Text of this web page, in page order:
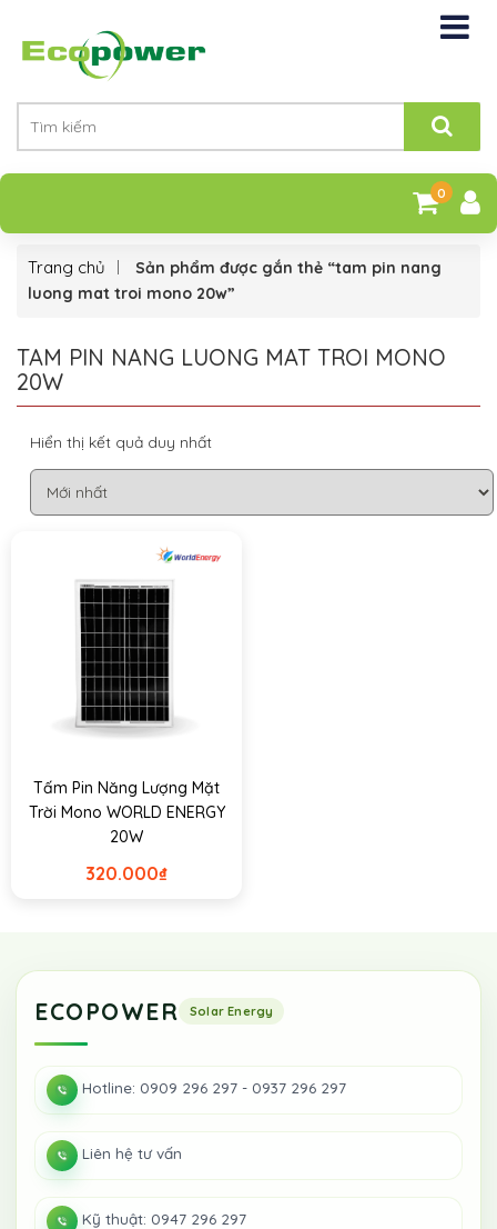
0
Trang chủ
Sản phẩm được gắn thẻ “tam pin nang
luong mat troi mono 20w”
TAM PIN NANG LUONG MAT TROI MONO
20W
Hiển thị kết quả duy nhất
Tấm Pin Năng Lượng Mặt
Trời Mono WORLD ENERGY
20W
₫
320.000
ECOPOWER
Hotline: 0909 296 297 - 0937 296 297
Liên hệ tư vấn
Kỹ thuật: 0947 296 297